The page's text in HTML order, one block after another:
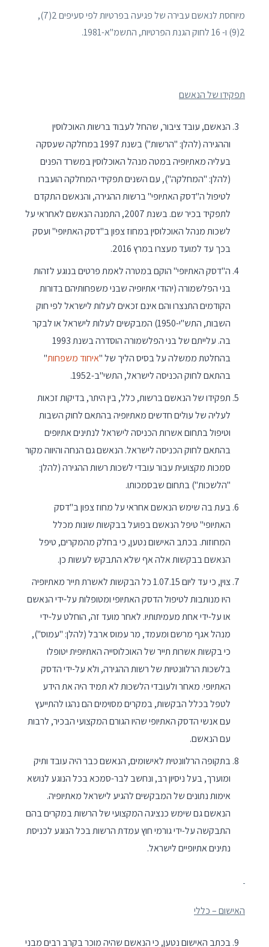
מיוחסת לנאשם עבירה של פגיעה בפרטיות לפי סעיפים 2(7),
2(9) ו- 16 לחוק הגנת הפרטיות, התשמ"א-1981.
תפקידו של הנאשם
הנאשם, עובד ציבור, שהחל לעבוד ברשות האוכלוסין
וההגירה (להלן: "הרשות") בשנת 1997 במחלקה שעסקה
בעליה מאתיופיה במטה מנהל האוכלוסין במשרד הפנים
(להלן: "המחלקה"), עם השנים תפקידי המחלקה הועברו
לטיפול ה"דסק האתיופי" ברשות ההגירה, והנאשם התקדם
לתפקיד בכיר שם. בשנת 2007, התמנה הנאשם לאחראי על
לשכות מנהל האוכלוסין במחוז צפון ב"דסק האתיופי" ועסק
בכך עד למועד מעצרו במרץ 2016.
ה"דסק האתיופי" הוקם במטרה לאמת פרטים בנוגע לזהות
בני הפלשמורה (יהודי אתיופיה שבני משפחותיהם בדורות
הקודמים התנצרו והם אינם זכאים לעלות לישראל לפי חוק
השבות, התש"י-1950) המבקשים לעלות לישראל או לבקר
בה. עלייתם של בני הפלשמורה הוסדרה בשנת 1993
בהחלטת ממשלה על בסיס הליך של "איחוד משפחות"
בהתאם לחוק הכניסה לישראל, התשי"ב-1952.
תפקידו של הנאשם ברשות, כלל, בין היתר, בדיקות זכאות
לעליה של עולים חדשים מאתיופיה בהתאם לחוק השבות
וטיפול בתחום אשרות הכניסה לישראל לנתינים אתיופים
בהתאם לחוק הכניסה לישראל. הנאשם גם הנחה והיווה מקור
סמכות מקצועית עבור עובדי לשכות רשות ההגירה (להלן:
"הלשכות") בתחום שבסמכותו.
בעת בה שימש הנאשם אחראי על מחוז צפון ב"דסק
האתיופי" טיפל הנאשם בפועל בבקשות שונות מכלל
המחוזות. בכתב האישום נטען, כי בחלק מהמקרים, טיפל
הנאשם בבקשות אלה אף שלא התבקש לעשות כן.
צוין, כי עד ליום 1.07.15 כל הבקשות לאשרת תייר מאתיופיה
היו מנותבות לטיפול הדסק האתיופי ומטופלות על-ידי הנאשם
או על-ידי אחת מעמיתותיו. לאחר מועד זה, הוחלט על-ידי
מנהל אגף מרשם ומעמד, מר עמוס ארבל (להלן: "עמוס"),
כי בקשות אשרות תייר של האוכלוסייה האתיופית יטופלו
בלשכות הרלוונטיות של רשות ההגירה, ולא על-ידי הדסק
האתיופי. מאחר ולעובדי הלשכות לא תמיד היה את הידע
לטפל בכלל הבקשות, במקרים מסוימים הם נהגו להתייעץ
עם אנשי הדסק האתיופי שהיו הגורם המקצועי הבכיר, לרבות
עם הנאשם.
בתקופה הרלוונטית לאישומים, הנאשם כבר היה עובד ותיק
ומוערך, בעל ניסיון רב, ונחשב לבר-סמכא בכל הנוגע לנושא
אימות נתונים של המבקשים להגיע לישראל מאתיופיה.
הנאשם גם שימש כנציגה המקצועי של הרשות במקרים בהם
התבקשה על-ידי גורמי חוץ עמדת הרשות בכל הנוגע לכניסת
נתינים אתיופיים לישראל.
האישום – כללי
בכתב האישום נטען, כי הנאשם שהיה מוכר בקרב רבים מבני